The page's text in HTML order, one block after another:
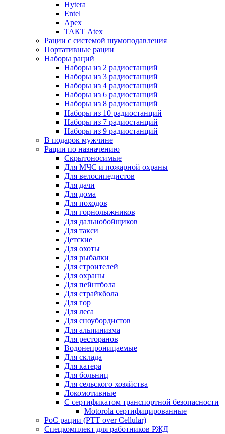
Hytera
Entel
Apex
ТАКТ Atex
Рации с системой шумоподавления
Портативные рации
Наборы раций
Наборы из 2 радиостанций
Наборы из 3 радиостанций
Наборы из 4 радиостанций
Наборы из 6 радиостанций
Наборы из 8 радиостанций
Наборы из 10 радиостанций
Наборы из 7 радиостанций
Наборы из 9 радиостанций
В подарок мужчине
Рации по назначению
Скрытоносимые
Для МЧС и пожарной охраны
Для велосипедистов
Для дачи
Для дома
Для походов
Для горнолыжников
Для дальнобойщиков
Для такси
Детские
Для охоты
Для рыбалки
Для строителей
Для охраны
Для пейнтбола
Для страйкбола
Для гор
Для леса
Для сноубордистов
Для альпинизма
Для ресторанов
Водонепроницаемые
Для склада
Для катера
Для больниц
Для сельского хозяйства
Локомотивные
С сертификатом транспортной безопасности
Motorola сертифицированные
PoC рации (PTT over Cellular)
Спецкомплект для работников РЖД